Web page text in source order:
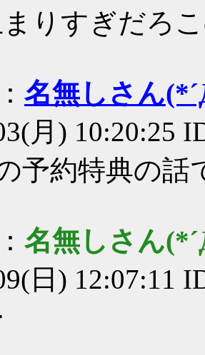
りすぎだろ
名無しさん
月) 10:20:25
予約特典の
名無しさん
日) 12:07:11